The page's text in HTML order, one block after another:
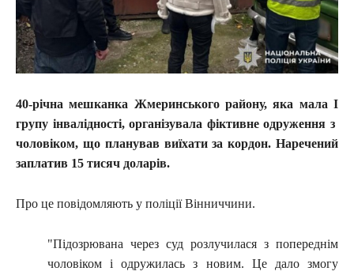
40-річна мешканка Жмеринського району, яка мала I
групу інвалідності, організувала фіктивне одруження з
чоловіком, що планував виїхати за кордон. Наречений
заплатив 15 тисяч доларів.
Про це повідомляють у поліції Вінниччини.
"Підозрювана через суд розлучилася з попереднім
чоловіком і одружилась з новим. Це дало змогу